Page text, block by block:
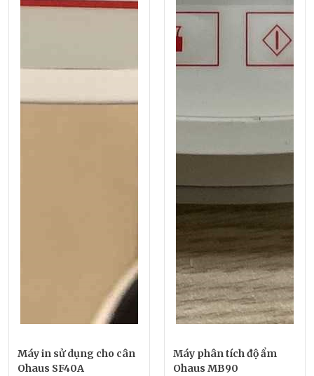
Máy in sử dụng cho cân
Ohaus SF40A
Máy phân tích độ ẩm
Ohaus MB90